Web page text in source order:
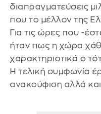
διαπραγματεύσεις
που το μέλλον της
Για τις ώρες που -
ήταν πως η χώρα
χαρακτηριστικά ο
Η τελική συμφωνία
ανακούφιση αλλά